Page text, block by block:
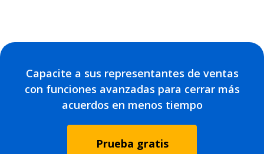
Capacite a sus representantes de ventas
con funciones avanzadas para cerrar más
acuerdos en menos tiempo
Prueba gratis